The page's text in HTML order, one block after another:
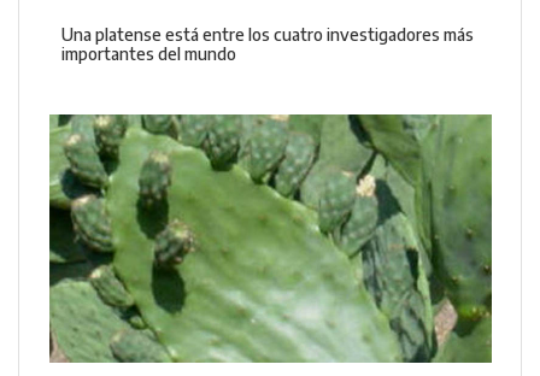
Una platense está entre los cuatro investigadores más
importantes del mundo